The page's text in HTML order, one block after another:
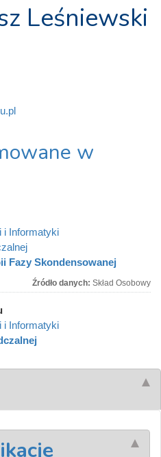
Leśniewski
w
i Informatyki
Fazy Skondensowanej
Źródło danych: Skład Osobowy
i Informatyki